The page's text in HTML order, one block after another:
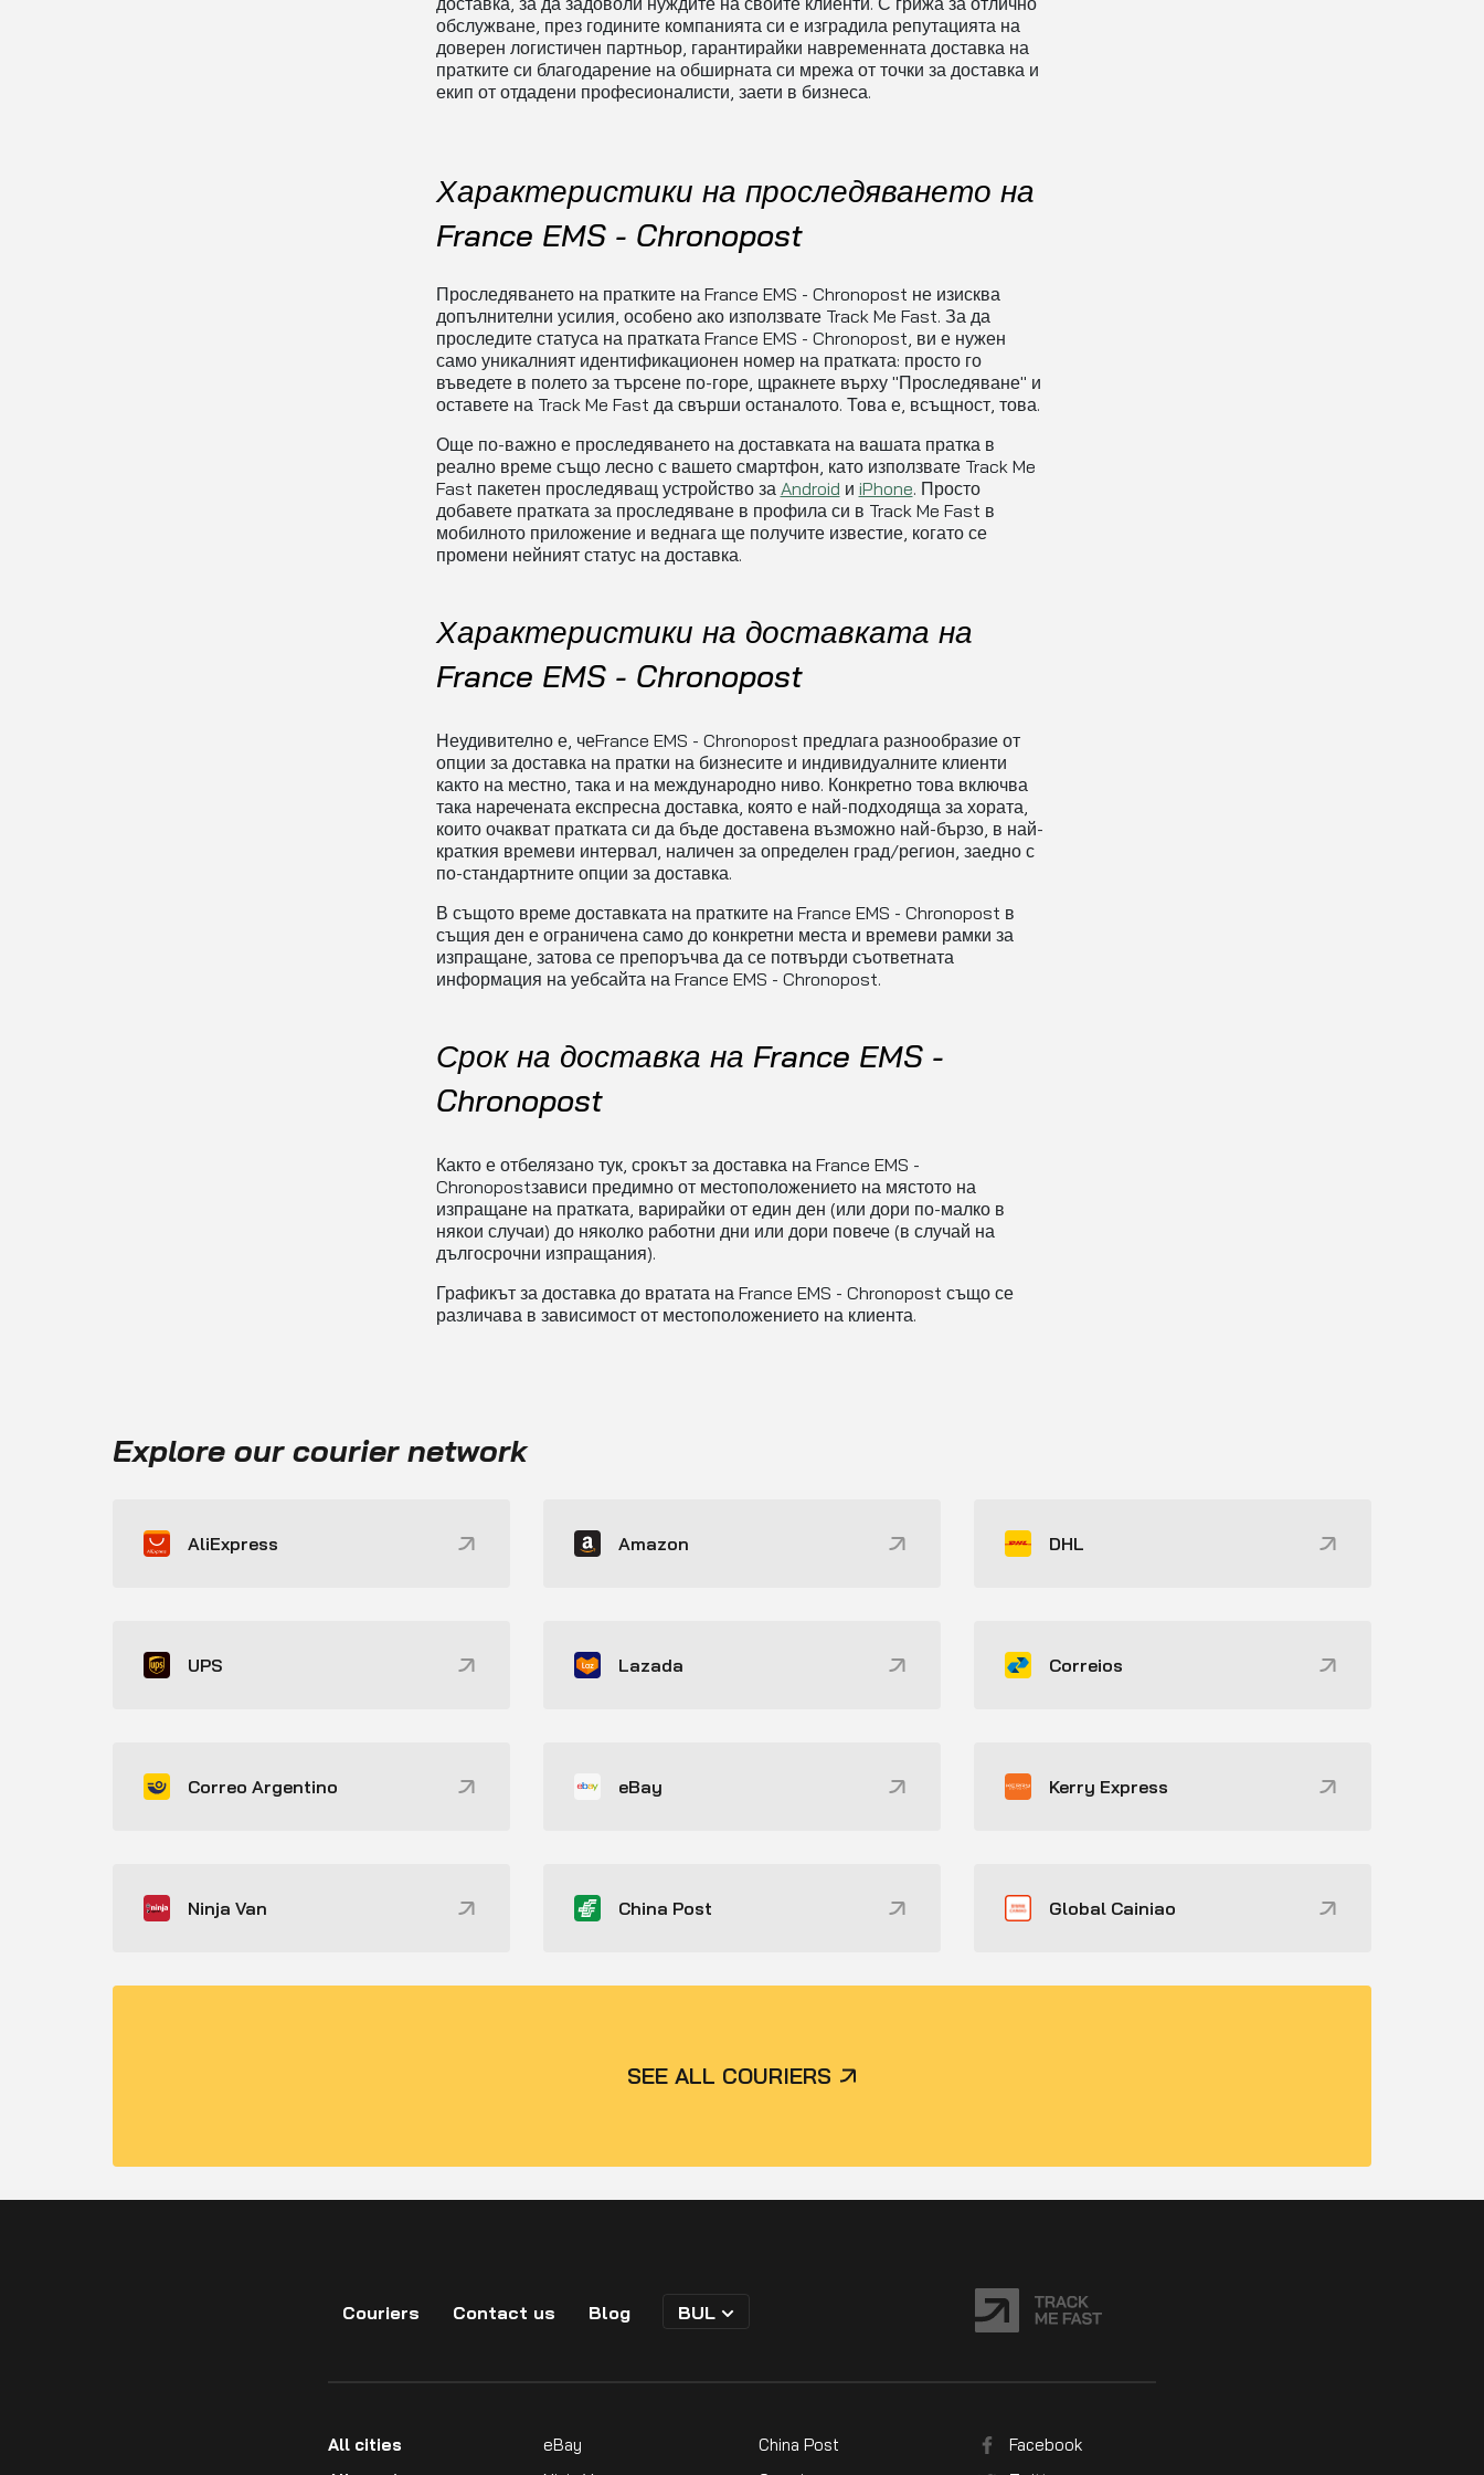
обслужване, през годините компанията си е изградила репутацията на
доверен логистичен партньор, гарантирайки навременната доставка на
пратките си благодарение на обширната си мрежа от точки за доставка и
екип от отдадени професионалисти, заети в бизнеса.
Характеристики на проследяването на
France EMS - Chronopost
Проследяването на пратките на France EMS - Chronopost не изисква
допълнителни усилия, особено ако използвате Track Me Fast. За да
проследите статуса на пратката France EMS - Chronopost, ви е нужен
само уникалният идентификационен номер на пратката: просто го
въведете в полето за търсене по-горе, щракнете върху "Проследяване" и
оставете на Track Me Fast да свърши останалото. Това е, всъщност, това.
Още по-важно е проследяването на доставката на вашата пратка в
реално време също лесно с вашето смартфон, като използвате Track Me
Fast пакетен проследяващ устройство за Android и iPhone. Просто
добавете пратката за проследяване в профила си в Track Me Fast в
мобилното приложение и веднага ще получите известие, когато се
промени нейният статус на доставка.
Характеристики на доставката на
France EMS - Chronopost
Неудивително е, чеFrance EMS - Chronopost предлага разнообразие от
опции за доставка на пратки на бизнесите и индивидуалните клиенти
както на местно, така и на международно ниво. Конкретно това включва
така наречената експресна доставка, която е най-подходяща за хората,
които очакват пратката си да бъде доставена възможно най-бързо, в най-
краткия времеви интервал, наличен за определен град/регион, заедно с
по-стандартните опции за доставка.
В същото време доставката на пратките на France EMS - Chronopost в
същия ден е ограничена само до конкретни места и времеви рамки за
изпращане, затова се препоръчва да се потвърди съответната
информация на уебсайта на France EMS - Chronopost.
Срок на доставка на France EMS -
Chronopost
Както е отбелязано тук, срокът за доставка на France EMS -
Chronopostзависи предимно от местоположението на мястото на
изпращане на пратката, варирайки от един ден (или дори по-малко в
някои случаи) до няколко работни дни или дори повече (в случай на
дългосрочни изпращания).
Графикът за доставка до вратата на France EMS - Chronopost също се
различава в зависимост от местоположението на клиента.
Explore our courier network
AliExpress Amazon DHL
UPS Lazada Correios
Correo Argentino eBay Kerry Express
Ninja Van China Post Global Cainiao
SEE ALL COURIERS
Couriers Contact us Blog BUL
All cities
eBay
China Post
Facebook